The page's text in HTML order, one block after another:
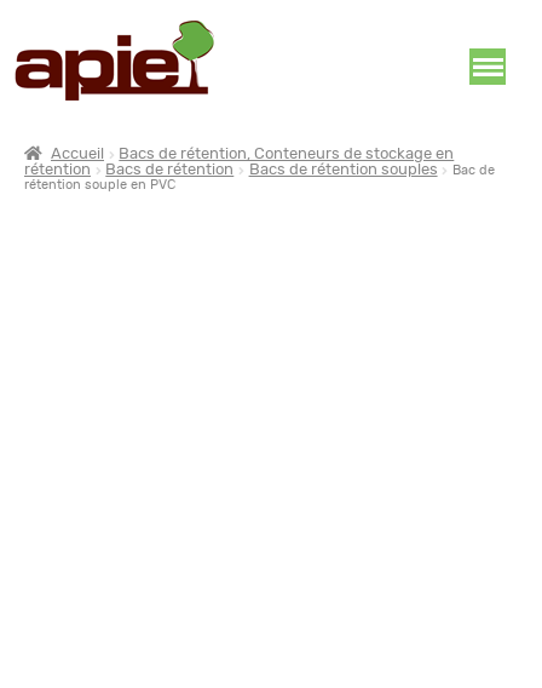
Accueil
Bacs de rétention, Conteneurs de stockage en
rétention
Bacs de rétention Bacs de rétention souples
Bac de
rétention souple en PVC